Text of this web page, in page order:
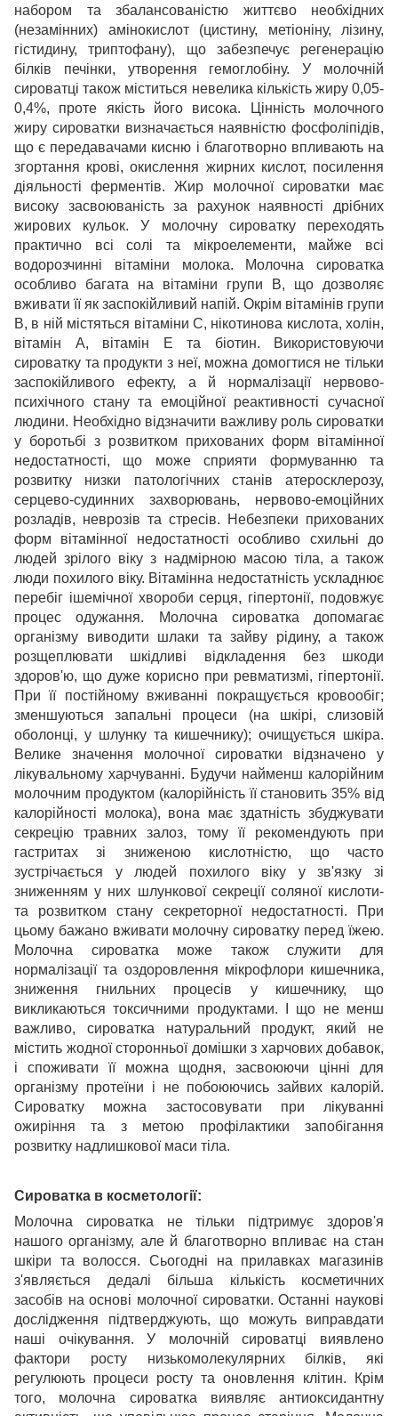
набором та збалансованістю життєво необхідних
(незамінних) амінокислот (цистину, метіоніну, лізину,
гістидину, триптофану), що забезпечує регенерацію
білків печінки, утворення гемоглобіну. У молочній
сироватці також міститься невелика кількість жиру 0,05-
0,4%, проте якість його висока. Цінність молочного
жиру сироватки визначається наявністю фосфоліпідів,
що є передавачами кисню і благотворно впливають на
згортання крові, окислення жирних кислот, посилення
діяльності ферментів. Жир молочної сироватки має
високу засвоюваність за рахунок наявності дрібних
жирових кульок. У молочну сироватку переходять
практично всі солі та мікроелементи, майже всі
водорозчинні вітаміни молока. Молочна сироватка
особливо багата на вітаміни групи В, що дозволяє
вживати її як заспокійливий напій. Окрім вітамінів групи
В, в ній містяться вітаміни С, нікотинова кислота, холін,
вітамін А, вітамін Е та біотин. Використовуючи
сироватку та продукти з неї, можна домогтися не тільки
заспокійливого ефекту, а й нормалізації нервово-
психічного стану та емоційної реактивності сучасної
людини. Необхідно відзначити важливу роль сироватки
у боротьбі з розвитком прихованих форм вітамінної
недостатності, що може сприяти формуванню та
розвитку низки патологічних станів атеросклерозу,
серцево-судинних захворювань, нервово-емоційних
розладів, неврозів та стресів. Небезпеки прихованих
форм вітамінної недостатності особливо схильні до
людей зрілого віку з надмірною масою тіла, а також
люди похилого віку. Вітамінна недостатність ускладнює
перебіг ішемічної хвороби серця, гіпертонії, подовжує
процес одужання. Молочна сироватка допомагає
організму виводити шлаки та зайву рідину, а також
розщеплювати шкідливі відкладення без шкоди
здоров'ю, що дуже корисно при ревматизмі, гіпертонії.
При її постійному вживанні покращується кровообіг;
зменшуються запальні процеси (на шкірі, слизовій
оболонці, у шлунку та кишечнику); очищується шкіра.
Велике значення молочної сироватки відзначено у
лікувальному харчуванні. Будучи найменш калорійним
молочним продуктом (калорійність її становить 35% від
калорійності молока), вона має здатність збуджувати
секрецію травних залоз, тому її рекомендують при
гастритах зі зниженою кислотністю, що часто
зустрічається у людей похилого віку у зв'язку зі
зниженням у них шлункової секреції соляної кислоти-
та розвитком стану секреторної недостатності. При
цьому бажано вживати молочну сироватку перед їжею.
Молочна сироватка може також служити для
нормалізації та оздоровлення мікрофлори кишечника,
зниження гнильних процесів у кишечнику, що
викликаються токсичними продуктами. І що не менш
важливо, сироватка натуральний продукт, який не
містить жодної сторонньої домішки з харчових добавок,
і споживати її можна щодня, засвоюючи цінні для
організму протеїни і не побоюючись зайвих калорій.
Сироватку можна застосовувати при лікуванні
ожиріння та з метою профілактики запобігання
розвитку надлишкової маси тіла.
Сироватка в косметології:
Молочна сироватка не тільки підтримує здоров'я
нашого організму, але й благотворно впливає на стан
шкіри та волосся. Сьогодні на прилавках магазинів
з'являється дедалі більша кількість косметичних
засобів на основі молочної сироватки. Останні наукові
дослідження підтверджують, що можуть виправдати
наші очікування. У молочній сироватці виявлено
фактори росту низькомолекулярних білків, які
регулюють процеси росту та оновлення клітин. Крім
того, молочна сироватка виявляє антиоксидантну